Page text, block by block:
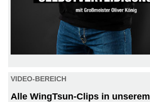
VIDEO-BEREICH
Alle WingTsun-Clips in unserem